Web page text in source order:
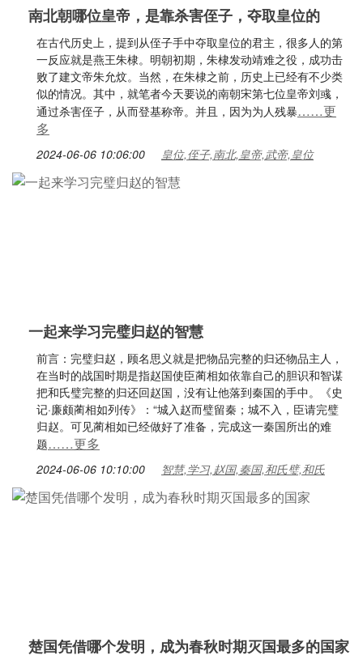
南北朝哪位皇帝，是靠杀害侄子，夺取皇位的
在古代历史上，提到从侄子手中夺取皇位的君主，很多人的第
一反应就是燕王朱棣。明朝初期，朱棣发动靖难之役，成功击
败了建文帝朱允炆。当然，在朱棣之前，历史上已经有不少类
似的情况。其中，就笔者今天要说的南朝宋第七位皇帝刘彧，
通过杀害侄子，从而登基称帝。并且，因为为人残暴……更
多
2024-06-06 10:06:00 皇位,侄子,南北,皇帝,武帝,皇位
一起来学习完璧归赵的智慧
前言：完璧归赵，顾名思义就是把物品完整的归还物品主人，
在当时的战国时期是指赵国使臣蔺相如依靠自己的胆识和智谋
把和氏璧完整的归还回赵国，没有让他落到秦国的手中。《史
记·廉颇蔺相如列传》：“城入赵而璧留秦；城不入，臣请完璧
归赵。可见蔺相如已经做好了准备，完成这一秦国所出的难
题……更多
2024-06-06 10:10:00 智慧,学习,赵国,秦国,和氏璧,和氏
楚国凭借哪个发明，成为春秋时期灭国最多的国家